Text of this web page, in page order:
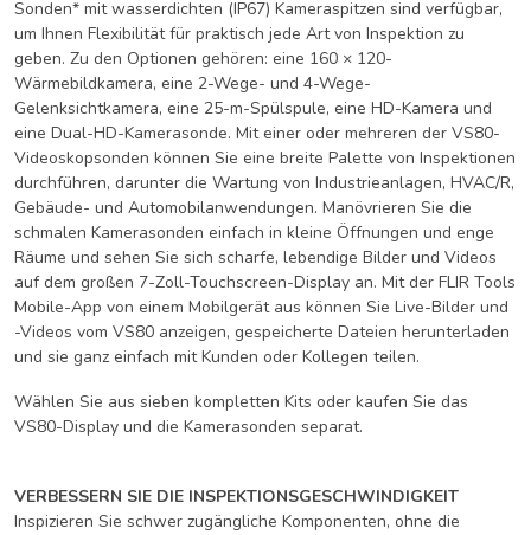
Sonden* mit wasserdichten (IP67) Kameraspitzen sind verfügbar,
um Ihnen Flexibilität für praktisch jede Art von Inspektion zu
geben. Zu den Optionen gehören: eine 160 × 120-
Wärmebildkamera, eine 2-Wege- und 4-Wege-
Gelenksichtkamera, eine 25-m-Spülspule, eine HD-Kamera und
eine Dual-HD-Kamerasonde. Mit einer oder mehreren der VS80-
Videoskopsonden können Sie eine breite Palette von Inspektionen
durchführen, darunter die Wartung von Industrieanlagen, HVAC/R,
Gebäude- und Automobilanwendungen. Manövrieren Sie die
schmalen Kamerasonden einfach in kleine Öffnungen und enge
Räume und sehen Sie sich scharfe, lebendige Bilder und Videos
auf dem großen 7-Zoll-Touchscreen-Display an. Mit der FLIR Tools
Mobile-App von einem Mobilgerät aus können Sie Live-Bilder und
-Videos vom VS80 anzeigen, gespeicherte Dateien herunterladen
und sie ganz einfach mit Kunden oder Kollegen teilen.
Wählen Sie aus sieben kompletten Kits oder kaufen Sie das
VS80-Display und die Kamerasonden separat.
VERBESSERN SIE DIE INSPEKTIONSGESCHWINDIGKEIT
Inspizieren Sie schwer zugängliche Komponenten, ohne die